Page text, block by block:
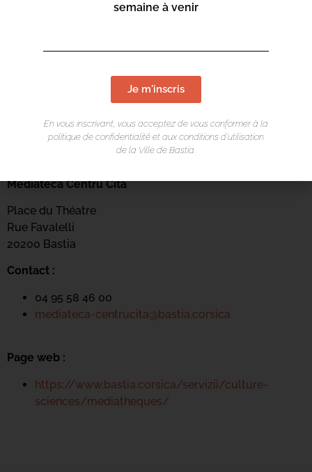
LIEU DE L'ÉVÉNEMENT
Mediateca Centru Cità
Place du Théatre
Rue Favalelli
20200 Bastia
Contact :
04 95 58 46 00
mediateca-centrucita@bastia.corsica
Page web :
https://www.bastia.corsica/servizii/culture-
sciences/mediatheques/
semaine à venir
Je m'inscris
En vous inscrivant, vous acceptez de vous conformer à la
politique de confidentialité et aux conditions d’utilisation
de la Ville de Bastia.